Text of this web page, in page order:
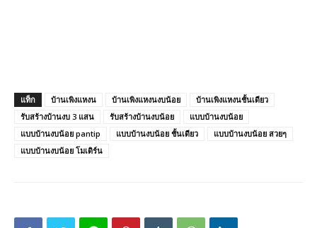
แท็ก บ้านเพิงแหงน บ้านเพิงแหงนงบน้อย
บ้านเพิงแหงนชั้นเดียว
รับสร้างบ้านงบ 3 แสน
รับสร้างบ้านงบน้อย
แบบบ้านงบน้อย
แบบบ้านงบน้อย pantip
แบบบ้านงบน้อย ชั้นเดียว
แบบบ้านงบน้อย สวยๆ
แบบบ้านงบน้อย โมเดิร์น